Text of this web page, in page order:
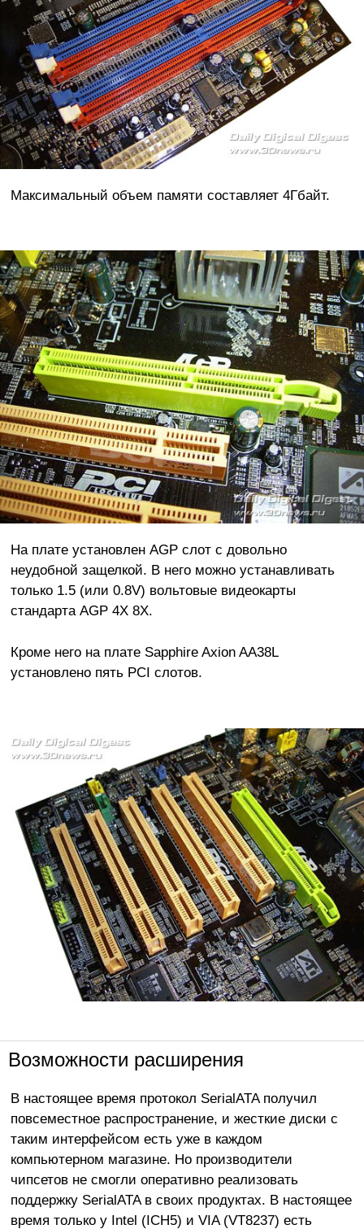
Максимальный объем памяти составляет 4Гбайт.
На плате установлен AGP слот с довольно
неудобной защелкой. В него можно устанавливать
только 1.5 (или 0.8V) вольтовые видеокарты
стандарта AGP 4X 8X.
Кроме него на плате Sapphire Axion AA38L
установлено пять PCI слотов.
Возможности расширения
В настоящее время протокол SerialATA получил
повсеместное распространение, и жесткие диски с
таким интерфейсом есть уже в каждом
компьютерном магазине. Но производители
чипсетов не смогли оперативно реализовать
поддержку SerialATA в своих продуктах. В настоящее
время только у Intel (ICH5) и VIA (VT8237) есть